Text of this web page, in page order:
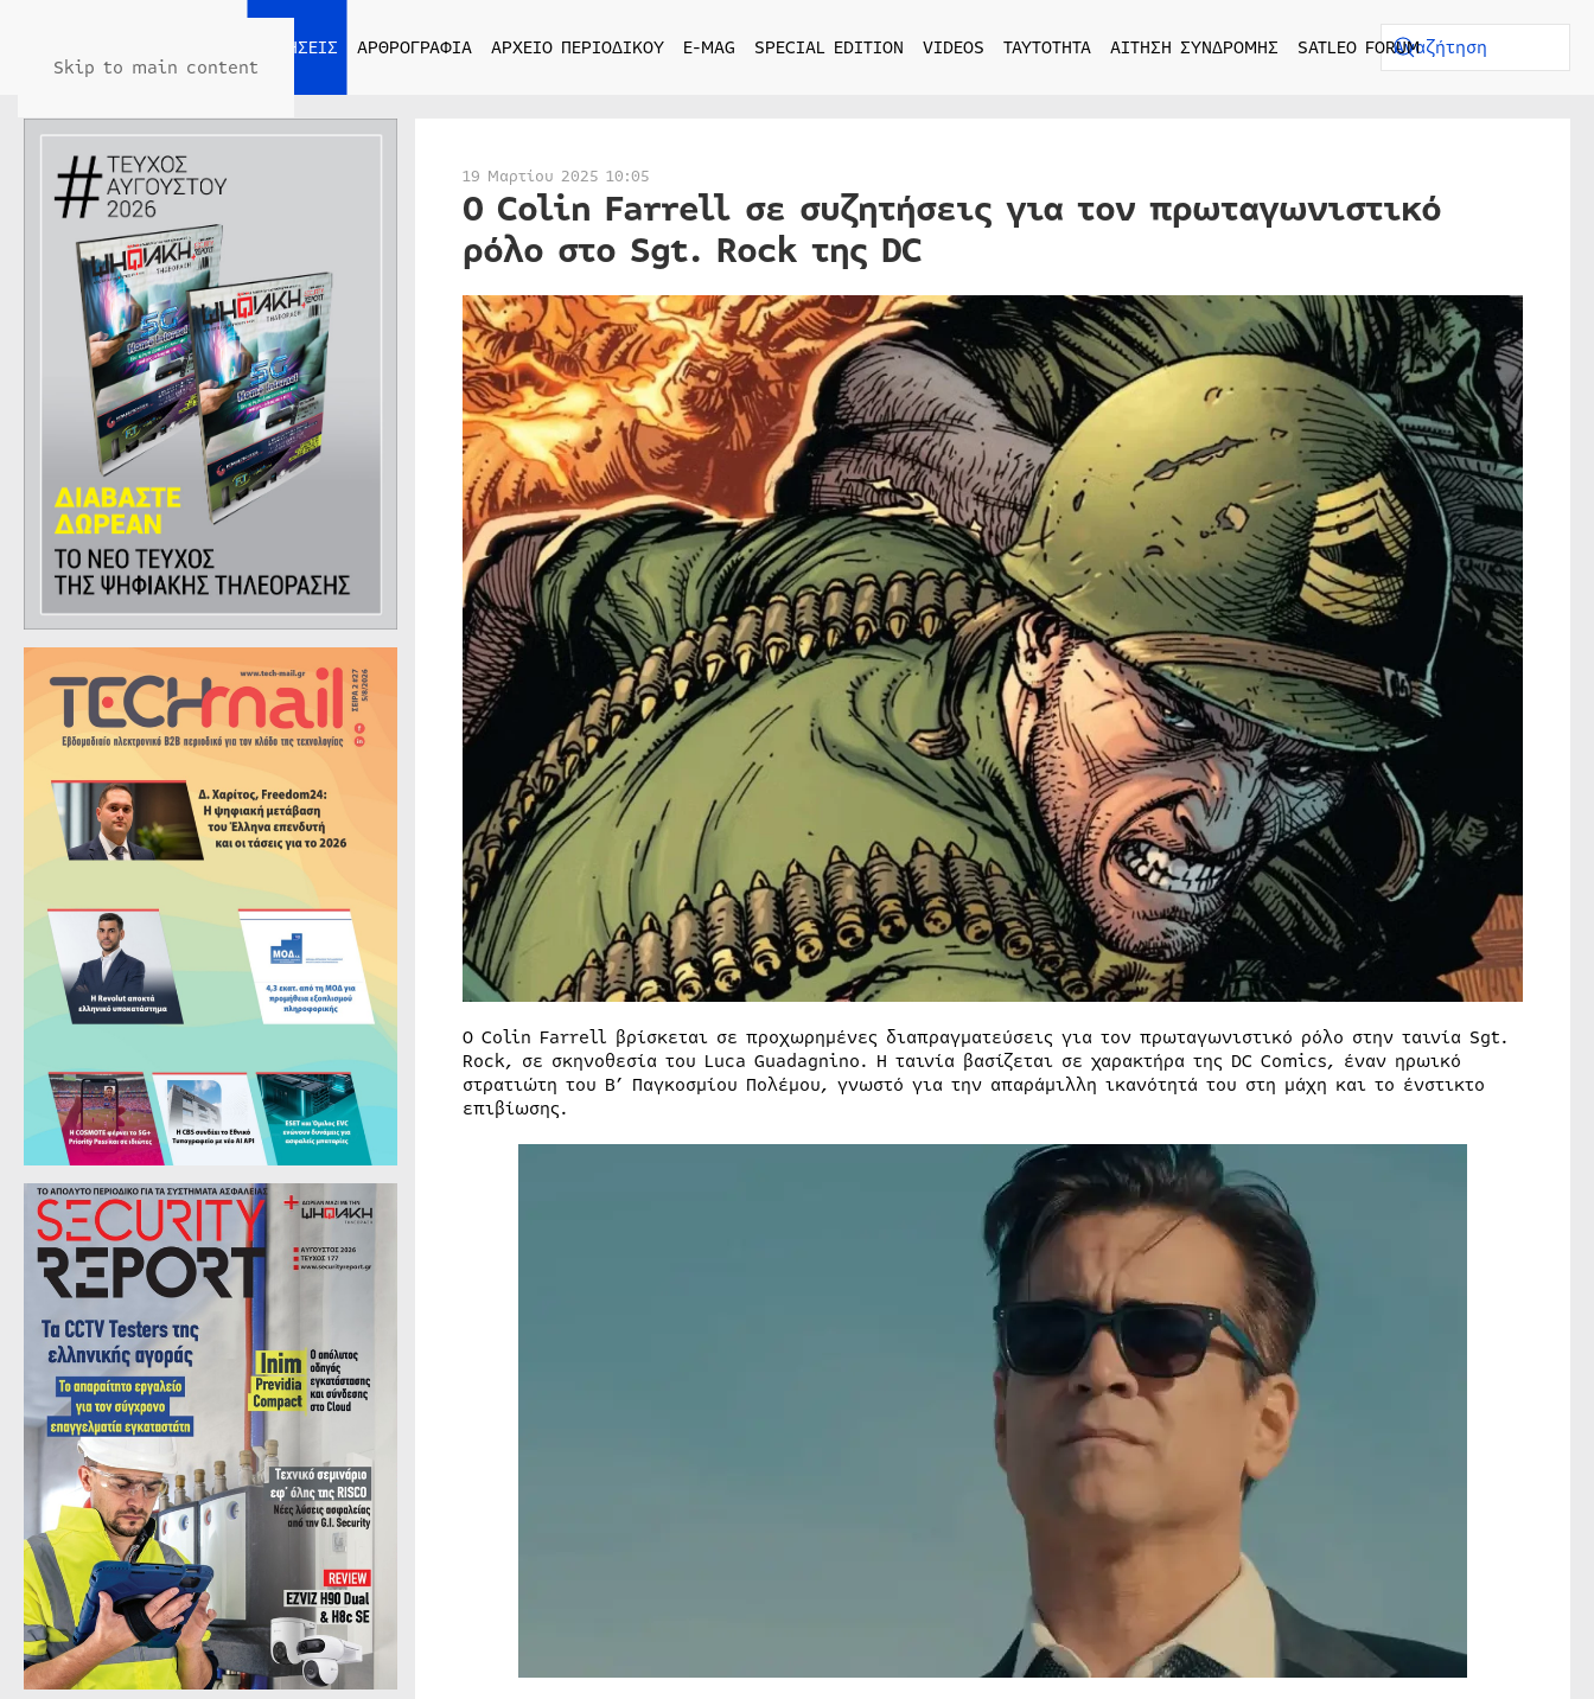
Skip to main content
ΕΙΔΗΣΕΙΣ ΑΡΘΡΟΓΡΑΦΙΑ ΑΡΧΕΙΟ ΠΕΡΙΟΔΙΚΟΥ E-MAG SPECIAL EDITION VIDEOS ΤΑΥΤΟΤΗΤΑ ΑΙΤΗΣΗ ΣΥΝΔΡΟΜΗΣ SATLEO FORUM
19 Μαρτίου 2025 10:05
Ο Colin Farrell σε συζητήσεις για τον πρωταγωνιστικό
ρόλο στο Sgt. Rock της DC
Ο Colin Farrell βρίσκεται σε προχωρημένες διαπραγματεύσεις για τον πρωταγωνιστικό ρόλο στην ταινία Sgt.
Rock, σε σκηνοθεσία του Luca Guadagnino. Η ταινία βασίζεται σε χαρακτήρα της DC Comics, έναν ηρωικό
στρατιώτη του Β’ Παγκοσμίου Πολέμου, γνωστό για την απαράμιλλη ικανότητά του στη μάχη και το ένστικτο
επιβίωσης.